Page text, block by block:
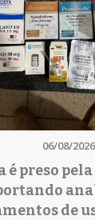
06/08/2026
preso pela
de